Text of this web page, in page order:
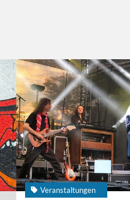
Veranstaltungen